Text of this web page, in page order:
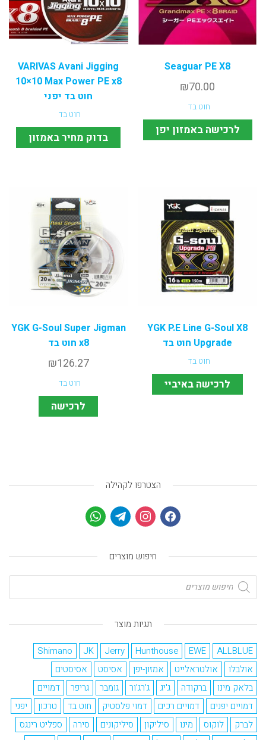
Seaguar PE X8
₪70.00
חוט בד
לרכישה באמזון יפן
VARIVAS Avani Jigging
10×10 Max Power PE x8
חוט בד יפני
חוט בד
בדוק מחיר באמזון
YGK P.E Line G-Soul X8
Upgrade חוט בד
חוט בד
לרכישה באיביי
YGK G-Soul Super Jigman
x8 חוט בד
₪126.27
חוט בד
לרכישה
הצטרפו לקהילה
חיפוש מוצרים
תגיות מוצר
ALLBLUE
EWE
Hunthouse
Jerry
JK
Shimano
אולבלו
אולטראלייט אמזון-יפן אסיסט
אסיסטים
בלאק מינו
ברקודה ג'יג ג'רג'ור גומבר גריפר
דמויים
דמויים יפנים
דמויים רכים דמוי פלסטיק חוט בד טרכון
יפני
לברק
לוקוס מינו סיליקון סיליקונים סירה
ספליט רינגס